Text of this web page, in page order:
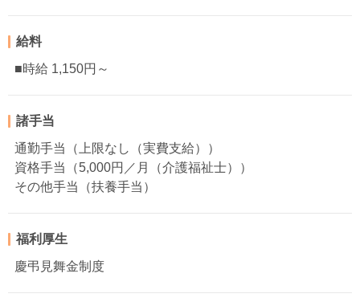
給料
■時給 1,150円～
諸手当
通勤手当（上限なし（実費支給））
資格手当（5,000円／月（介護福祉士））
その他手当（扶養手当）
福利厚生
慶弔見舞金制度